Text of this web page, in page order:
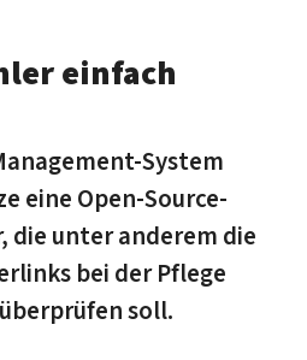
einfach
System
eine Open-Source-
die unter anderem die
bei der Pflege
soll.